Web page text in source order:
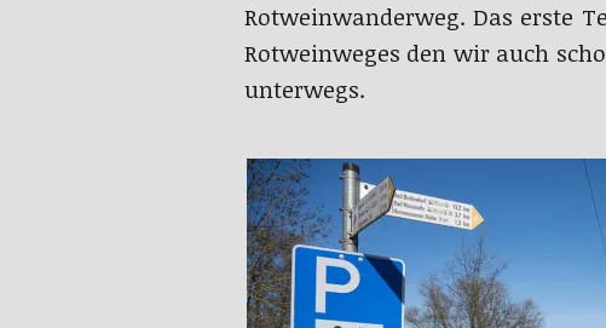
Rotweinwanderweg. Das erste
Rotweinweges den wir auch
unterwegs.